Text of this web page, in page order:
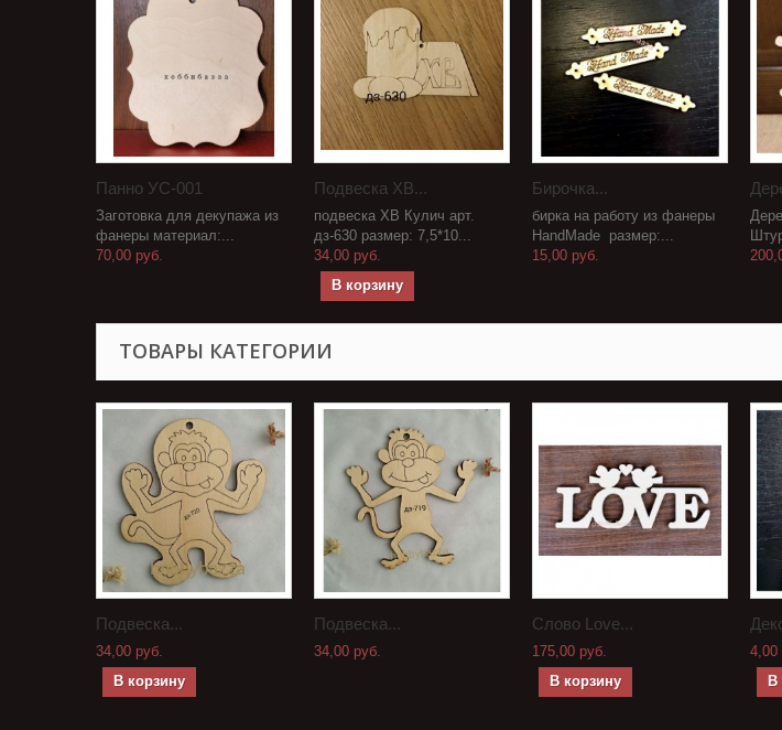
Панно УС-001
Заготовка для декупажа из
фанеры материал:...
70,00 руб.
Подвеска ХВ...
подвеска ХВ Кулич арт.
дз-630 размер: 7,5*10...
34,00 руб.
В корзину
Бирочка...
бирка на работу из фанеры
HandMade размер:...
15,00 руб.
ТОВАРЫ КАТЕГОРИИ
Подвеска...
34,00 руб.
В корзину
Подвеска...
34,00 руб.
Слово Love...
175,00 руб.
В корзину
4,00
В